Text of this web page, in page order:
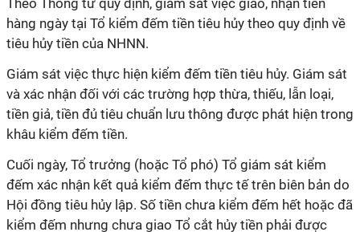
Theo Thông tư quy định, giám sát việc giao, nhận tiền
hàng ngày tại Tổ kiểm đếm tiền tiêu hủy theo quy định về
tiêu hủy tiền của NHNN.
Giám sát việc thực hiện kiểm đếm tiền tiêu hủy. Giám sát
và xác nhận đối với các trường hợp thừa, thiếu, lẫn loại,
tiền giả, tiền đủ tiêu chuẩn lưu thông được phát hiện trong
khâu kiểm đếm tiền.
Cuối ngày, Tổ trưởng (hoặc Tổ phó) Tổ giám sát kiểm
đếm xác nhận kết quả kiểm đếm thực tế trên biên bản do
Hội đồng tiêu hủy lập. Số tiền chưa kiểm đếm hết hoặc đã
kiểm đếm nhưng chưa giao Tổ cắt hủy tiền phải được